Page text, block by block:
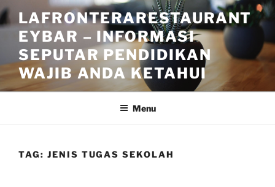
Skip
to
content
LAFRONTERARESTAURANT
EYBAR – INFORMASI
SEPUTAR PENDIDIKAN
WAJIB ANDA KETAHUI
Menu
TAG: JENIS TUGAS SEKOLAH